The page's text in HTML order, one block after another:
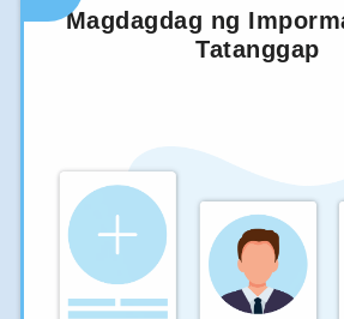
Magdagdag ng
Tatanggap